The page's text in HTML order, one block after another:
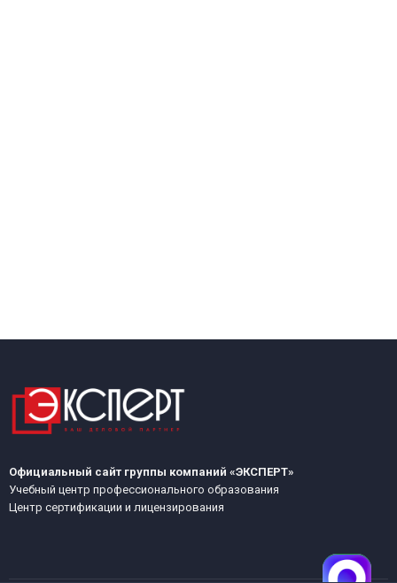
Официальный сайт группы компаний «ЭКСПЕРТ»
Учебный центр профессионального образования
Центр сертификации и лицензирования